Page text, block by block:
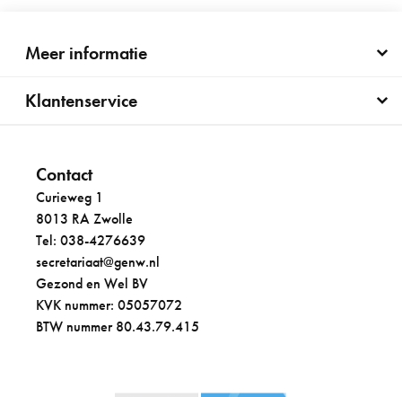
Meer informatie
Klantenservice
Contact
Curieweg 1
8013 RA Zwolle
Tel: 038-4276639
secretariaat@genw.nl
Gezond en Wel BV
KVK nummer: 05057072
BTW nummer 80.43.79.415